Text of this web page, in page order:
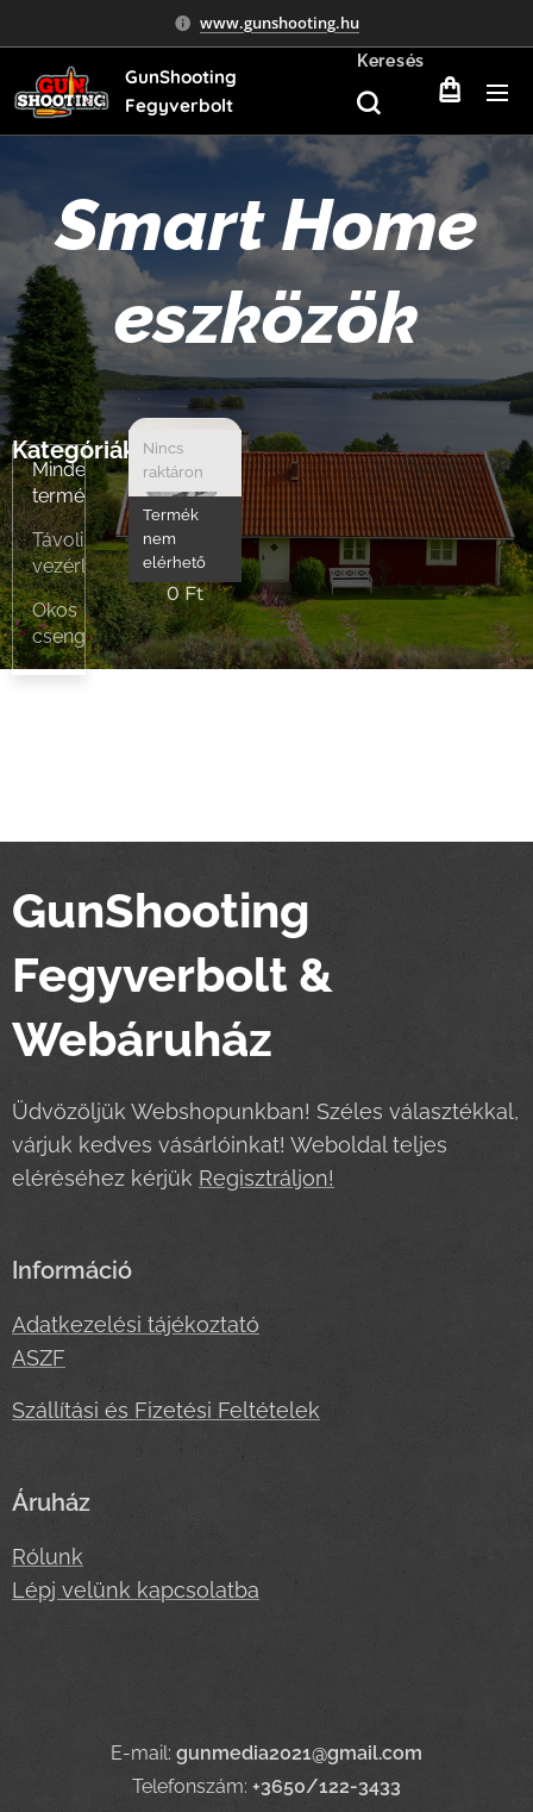
www.gunshooting.hu
GunShooting
Fegyverbolt
Keresés
Smart Home
eszközök
Kategóriák
Minden
termék
Távoli
vezérlők,kapcsolók,dugaljak
Okos
csengő
Aubess
Nincs
raktáron
Termék
nem
elérhető
0Ft
GunShooting
Fegyverbolt &
Webáruház
Üdvözöljük Webshopunkban! Széles választékkal,
várjuk kedves vásárlóinkat! Weboldal teljes
eléréséhez kérjük Regisztráljon!
Információ
Adatkezelési tájékoztató
ASZF
Szállítási és Fizetési Feltételek
Áruház
Rólunk
Lépj velünk kapcsolatba
E-mail: gunmedia2021@gmail.com
Telefonszám: +3650/122-3433